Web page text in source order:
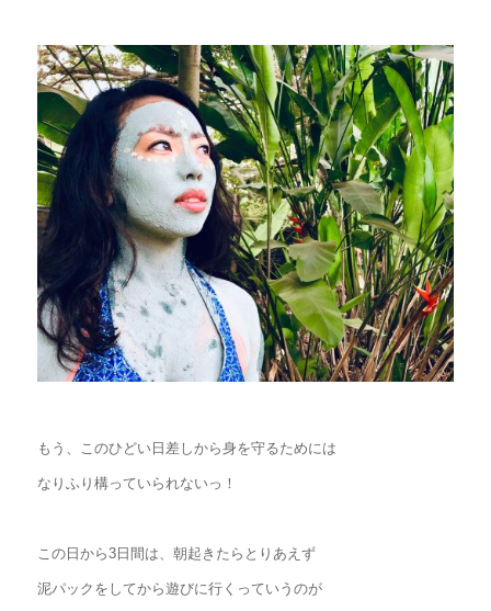
もう、このひどい日差しから身を守るためには
なりふり構っていられないっ！
この日から3日間は、朝起きたらとりあえず
泥パックをしてから遊びに行くっていうのが